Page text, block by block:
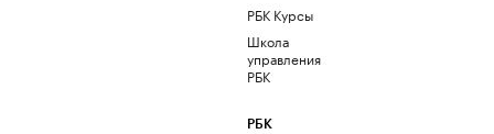
РБК Курсы
Школа
управления
РБК
РБК